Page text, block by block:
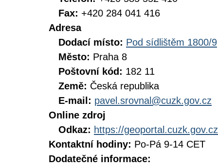
Fax: +420 284 041 416
Adresa
Dodací místo: Pod sídlištěm 1800/9
Město: Praha 8
Poštovní kód: 182 11
Země: Česká republika
E-mail: pavel.srovnal@cuzk.gov.cz
Online zdroj
Odkaz: https://geoportal.cuzk.gov.cz
Kontaktní hodiny: Po-Pá 9-14 CET
Dodatečné informace: